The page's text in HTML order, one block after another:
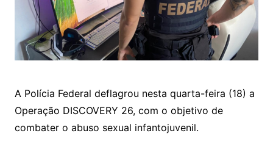
A Polícia Federal deflagrou nesta quarta-feira (18) a
Operação DISCOVERY 26, com o objetivo de
combater o abuso sexual infantojuvenil.